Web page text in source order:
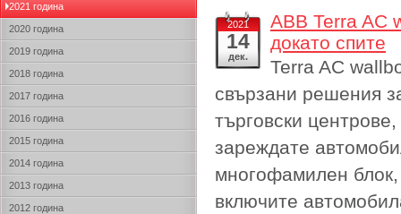
2021 година
2020 година
2019 година
2018 година
2017 година
2016 година
2015 година
2014 година
2013 година
2012 година
2021
14
дек.
ABB Terra AC
докато спите
Terra AC
свързани решения
търговски
зареждате
многофамилен
включите